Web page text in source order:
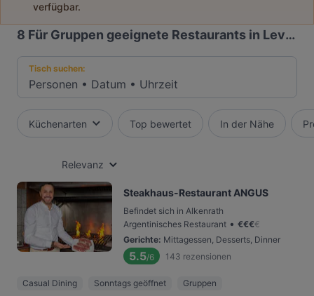
verfügbar.
8 Für Gruppen geeignete Restaurants in Leverkusen
Tisch suchen:
Personen • Datum • Uhrzeit
Küchenarten Top bewertet In der Nähe
Relevanz
Steakhaus-Restaurant ANGUS
Befindet sich in Alkenrath
Argentinisches Restaurant • €€€€
Gerichte: Mittagessen, Desserts, Dinner
5.5/6 143 rezensionen
Casual Dining Sonntags geöffnet Gruppen